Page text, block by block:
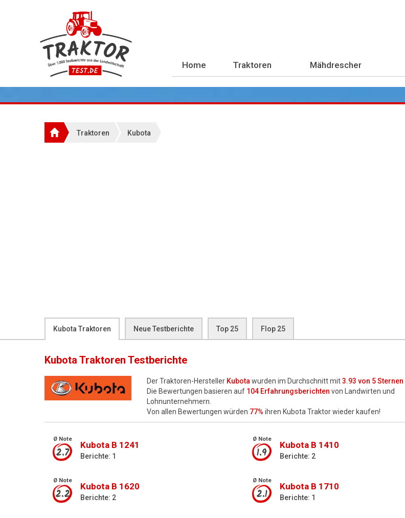
Home Traktoren Mähdrescher
Traktoren Kubota
Kubota Traktoren Neue Testberichte Top 25 Flop 25
Kubota Traktoren Testberichte
Der Traktoren-Hersteller Kubota wurden im Durchschnitt mit3.93 von 5 Sternen
Die Bewertungen basieren auf 104 Erfahrungsberichten von Landwirten und
Lohnunternehmern.
Von allen Bewertungen würden 77% ihren Kubota Traktor wieder kaufen!
Ø Note
2.7
Kubota B 1241
Berichte: 1
Ø Note
1.9
Kubota B 1410
Berichte: 2
Ø Note
2.2
Kubota B 1620
Berichte: 2
Ø Note
2.1
Kubota B 1710
Berichte: 1